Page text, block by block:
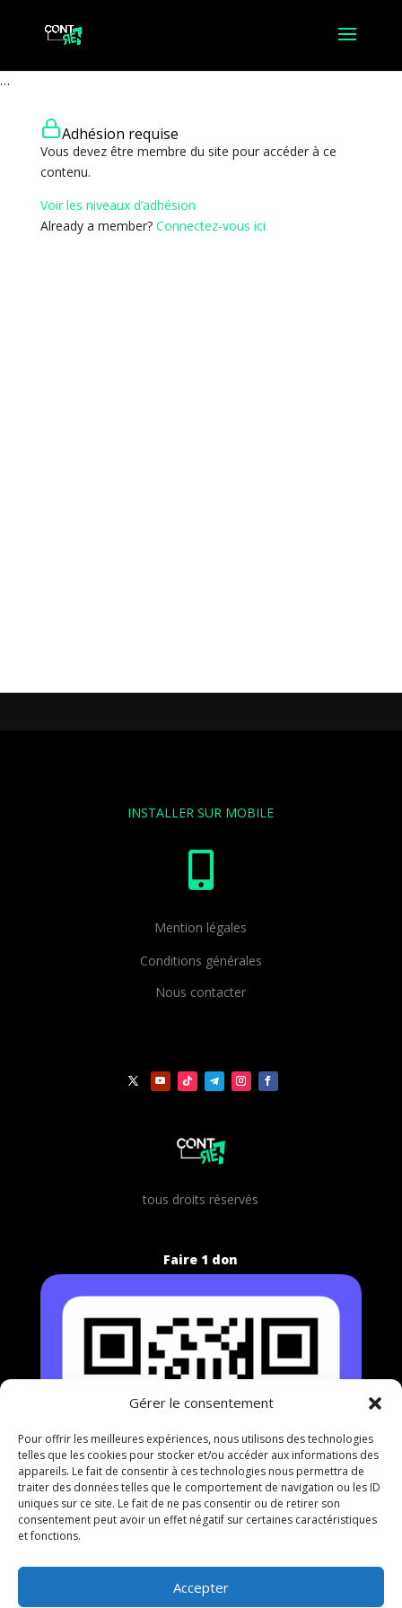
Gérer le consentement
Pour offrir les meilleures expériences, nous utilisons des technologies
telles que les cookies pour stocker et/ou accéder aux informations des
appareils. Le fait de consentir à ces technologies nous permettra de
traiter des données telles que le comportement de navigation ou les ID
uniques sur ce site. Le fait de ne pas consentir ou de retirer son
consentement peut avoir un effet négatif sur certaines caractéristiques
et fonctions.
Accepter
…
Adhésion requise
Vous devez être membre du site pour accéder à ce
contenu.
Voir les niveaux d’adhésion
Already a member? Connectez-vous ici
INSTALLER SUR MOBILE

Mention légales
Conditions générales
Nous contacter
tous droits réservés
Faire 1 don